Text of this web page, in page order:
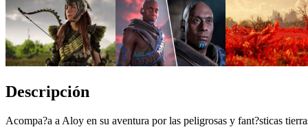
Descripción
Acompa?a a Aloy en su aventura por las peligrosas y fant?sticas